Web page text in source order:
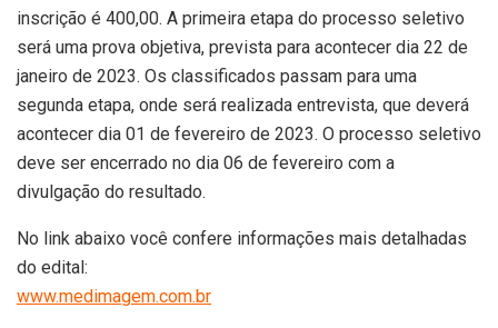
inscrição é 400,00. A primeira etapa do processo seletivo
será uma prova objetiva, prevista para acontecer dia 22 de
janeiro de 2023. Os classificados passam para uma
segunda etapa, onde será realizada entrevista, que deverá
acontecer dia 01 de fevereiro de 2023. O processo seletivo
deve ser encerrado no dia 06 de fevereiro com a
divulgação do resultado.
No link abaixo você confere informações mais detalhadas
do edital:
www.medimagem.com.br